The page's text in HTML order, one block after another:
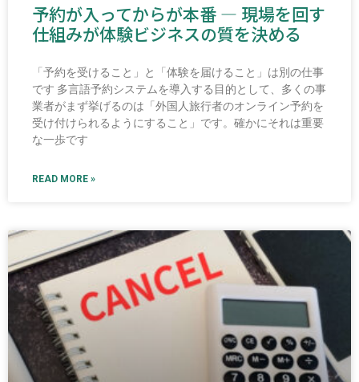
予約が入ってからが本番 ― 現場を回す
仕組みが体験ビジネスの質を決める
「予約を受けること」と「体験を届けること」は別の仕事
です 多言語予約システムを導入する目的として、多くの事
業者がまず挙げるのは「外国人旅行者のオンライン予約を
受け付けられるようにすること」です。確かにそれは重要
な一歩です
READ MORE »